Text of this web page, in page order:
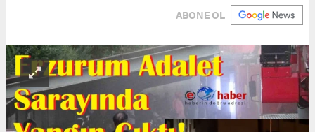
ABONE OL